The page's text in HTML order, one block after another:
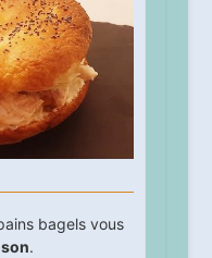
bagels vous
.